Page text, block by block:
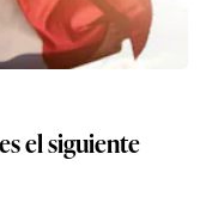
el siguiente